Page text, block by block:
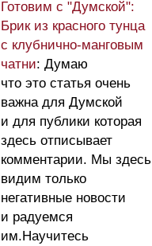
Готовим с "Думской":
Брик из красного тунца
с клубнично-манговым
чатни: Думаю
что это статья очень
важна для Думской
и для публики которая
здесь отписывает
комментарии. Мы здесь
видим только
негативные новости
и радуемся
им.Научитесь